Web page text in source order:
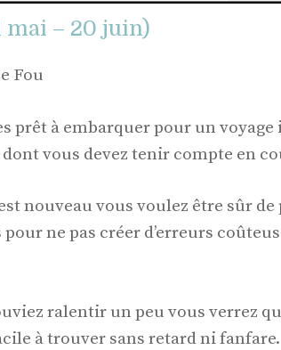
mai – 20 juin)
Fou
prêt à embarquer pour un
vous devez tenir compte en
nouveau vous voulez être sûr
ne pas créer d’erreurs
ralentir un peu vous verrez
à trouver sans retard ni fanfare.